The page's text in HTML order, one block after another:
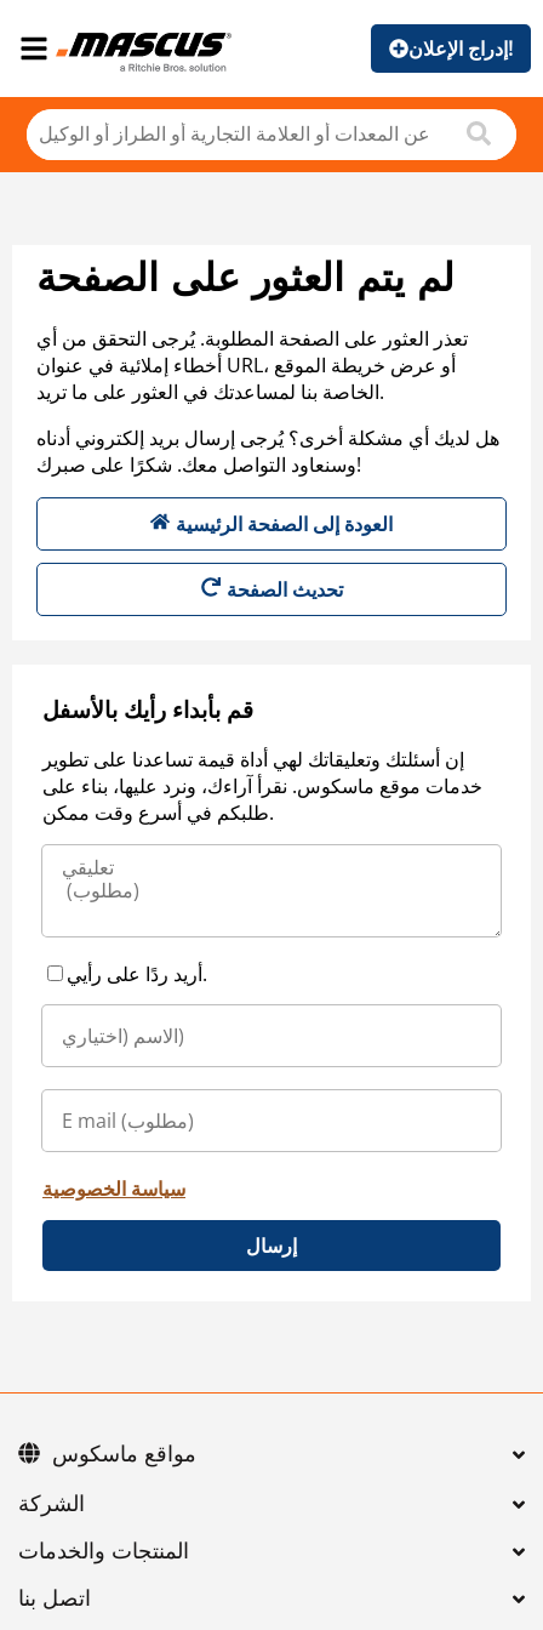
إدراج الإعلان!
لم يتم العثور على الصفحة
تعذر العثور على الصفحة المطلوبة. يُرجى التحقق من أي
أخطاء إملائية في عنوان URL، أو عرض خريطة الموقع
الخاصة بنا لمساعدتك في العثور على ما تريد.
هل لديك أي مشكلة أخرى؟ يُرجى إرسال بريد إلكتروني أدناه
وسنعاود التواصل معك. شكرًا على صبرك!
العودة إلى الصفحة الرئيسية
تحديث الصفحة
قم بأبداء رأيك بالأسفل
إن أسئلتك وتعليقاتك لهي أداة قيمة تساعدنا على تطوير
خدمات موقع ماسكوس. نقرأ آراءك، ونرد عليها، بناء على
طلبكم في أسرع وقت ممكن.
أريد ردًا على رأيي.
سياسة الخصوصية
إرسال
اتصل بنا
مواقع ماسكوس